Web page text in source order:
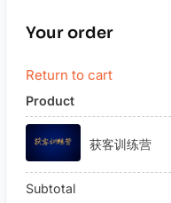
Your order
Return to cart
Product
获客训练营
Subtotal